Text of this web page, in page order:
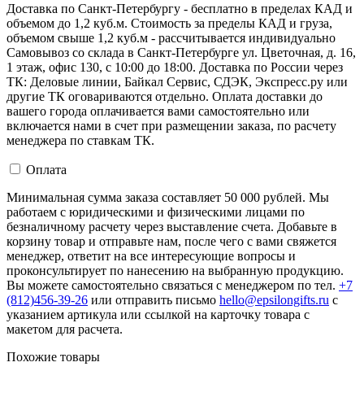
Доставка по Санкт-Петербургу - бесплатно в пределах КАД и
объемом до 1,2 куб.м. Стоимость за пределы КАД и груза,
объемом свыше 1,2 куб.м - рассчитывается индивидуально
Самовывоз со склада в Санкт-Петербурге ул. Цветочная, д. 16,
1 этаж, офис 130, с 10:00 до 18:00. Доставка по России через
ТК: Деловые линии, Байкал Сервис, СДЭК, Экспресс.ру или
другие ТК оговариваются отдельно. Оплата доставки до
вашего города оплачивается вами самостоятельно или
включается нами в счет при размещении заказа, по расчету
менеджера по ставкам ТК.
Оплата
Минимальная сумма заказа составляет 50 000 рублей. Мы
работаем с юридическими и физическими лицами по
безналичному расчету через выставление счета. Добавьте в
корзину товар и отправьте нам, после чего с вами свяжется
менеджер, ответит на все интересующие вопросы и
проконсультирует по нанесению на выбранную продукцию.
Вы можете самостоятельно связаться с менеджером по тел. +7
(812)456-39-26 или отправить письмо hello@epsilongifts.ru с
указанием артикула или ссылкой на карточку товара с
макетом для расчета.
Похожие товары